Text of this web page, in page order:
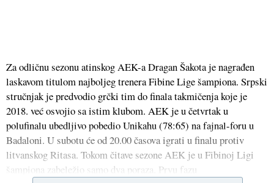
Za odličnu sezonu atinskog AEK-a Dragan Šakota je nagrađen
laskavom titulom najboljeg trenera Fibine Lige šampiona. Srpski
stručnjak je predvodio grčki tim do finala takmičenja koje je
2018. već osvojio sa istim klubom. AEK je u četvrtak u
polufinalu ubedljivo pobedio Unikahu (78:65) na fajnal-foru u
Badaloni. U subotu će od 20.00 časova igrati u finalu protiv
litvanskog Ritasa. Tokom čitave sezone AEK je u Fibinoj Ligi
šampiona zabeležio samo dva poraza. Prvu fazu